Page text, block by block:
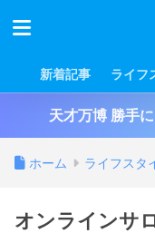
新着記事 ライフ
天才万博 勝手
ホーム ライフスタ
オンラインサ